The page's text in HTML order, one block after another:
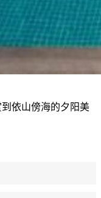
依山傍海的夕阳美